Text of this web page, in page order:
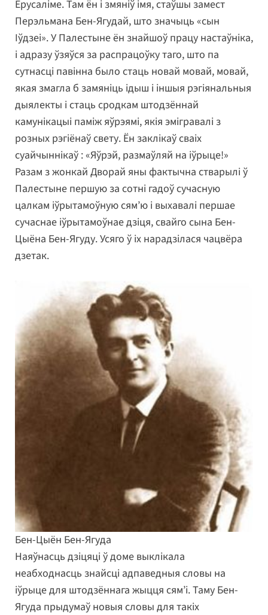
Ерусаліме. Там ён і змяніў імя, стаўшы замест
Перэльмана Бен-Ягудай, што значыць «сын
Іўдзеі». У Палестыне ён знайшоў працу настаўніка,
і адразу ўзяўся за распрацоўку таго, што па
сутнасці павінна было стаць новай мовай, мовай,
якая змагла б замяніць ідыш і іншыя рэгіянальныя
дыялекты і стаць сродкам штодзённай
камунікацыі паміж яўрэямі, якія эмігравалі з
розных рэгіёнаў свету. Ён заклікаў сваіх
суайчыннікаў : «Яўрэй, размаўляй на іўрыце!»
Разам з жонкай Дворай яны фактычна стварылі ў
Палестыне першую за сотні гадоў сучасную
цалкам іўрытамоўную сям’ю і выхавалі першае
сучаснае іўрытамоўнае дзіця, свайго сына Бен-
Цыёна Бен-Ягуду. Усяго ў іх нарадзілася чацвёра
дзетак.
Бен-Цыён Бен-Ягуда
Наяўнасць дзіцяці ў доме выклікала
неабходнасць знайсці адпаведныя словы на
іўрыце для штодзённага жыцця сям’і. Таму Бен-
Ягуда прыдумаў новыя словы для такіх